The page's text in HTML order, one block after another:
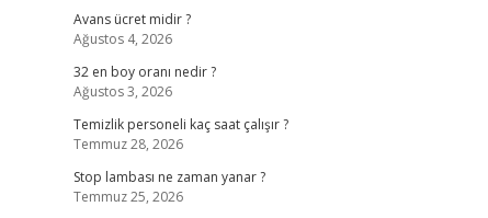
Avans ücret midir ?
Ağustos 4, 2026
32 en boy oranı nedir ?
Ağustos 3, 2026
Temizlik personeli kaç saat çalışır ?
Temmuz 28, 2026
Stop lambası ne zaman yanar ?
Temmuz 25, 2026